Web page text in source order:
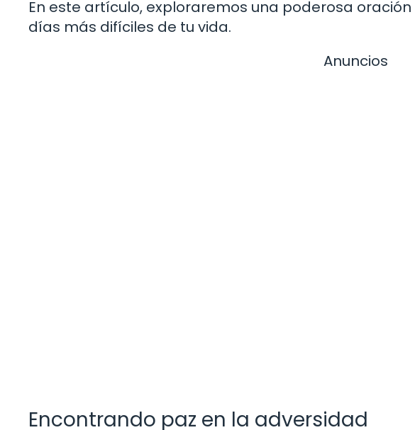
En este artículo, exploraremos una poderosa
días más difíciles de tu vida.
Anuncios
Encontrando paz en la adversidad